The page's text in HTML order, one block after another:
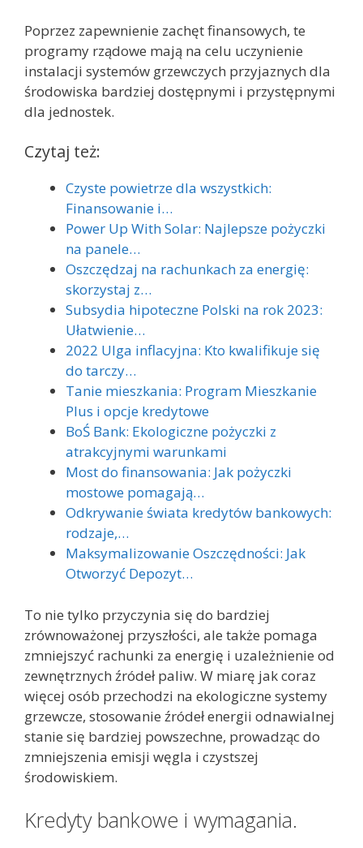
Poprzez zapewnienie zachęt finansowych, te
programy rządowe mają na celu uczynienie
instalacji systemów grzewczych przyjaznych dla
środowiska bardziej dostępnymi i przystępnymi
dla jednostek.
Czytaj też:
Czyste powietrze dla wszystkich:
Finansowanie i…
Power Up With Solar: Najlepsze pożyczki
na panele…
Oszczędzaj na rachunkach za energię:
skorzystaj z…
Subsydia hipoteczne Polski na rok 2023:
Ułatwienie…
2022 Ulga inflacyjna: Kto kwalifikuje się
do tarczy…
Tanie mieszkania: Program Mieszkanie
Plus i opcje kredytowe
BoŚ Bank: Ekologiczne pożyczki z
atrakcyjnymi warunkami
Most do finansowania: Jak pożyczki
mostowe pomagają…
Odkrywanie świata kredytów bankowych:
rodzaje,…
Maksymalizowanie Oszczędności: Jak
Otworzyć Depozyt…
To nie tylko przyczynia się do bardziej
zrównoważonej przyszłości, ale także pomaga
zmniejszyć rachunki za energię i uzależnienie od
zewnętrznych źródeł paliw. W miarę jak coraz
więcej osób przechodzi na ekologiczne systemy
grzewcze, stosowanie źródeł energii odnawialnej
stanie się bardziej powszechne, prowadząc do
zmniejszenia emisji węgla i czystszej
środowiskiem.
Kredyty bankowe i wymagania.